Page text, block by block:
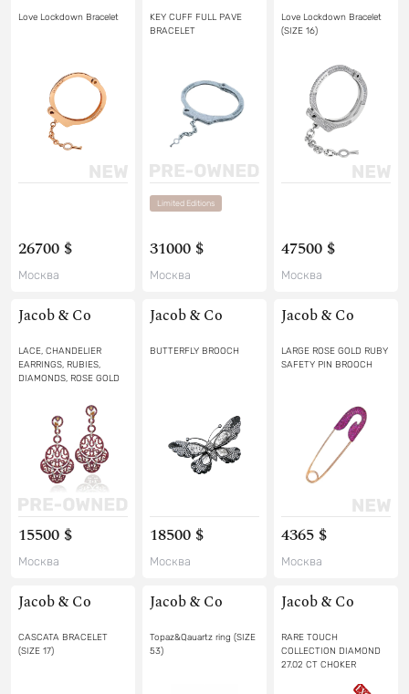
Love Lockdown Bracelet
26700 $
Москва
KEY CUFF FULL PAVE
BRACELET
Limited Editions
31000 $
Москва
Love Lockdown Bracelet
(SIZE 16)
47500 $
Москва
Jacob & Co
LACE, CHANDELIER
EARRINGS, RUBIES,
DIAMONDS, ROSE GOLD
15500 $
Москва
Jacob & Co
BUTTERFLY BROOCH
18500 $
Москва
Jacob & Co
LARGE ROSE GOLD RUBY
SAFETY PIN BROOCH
4365 $
Москва
Jacob & Co
CASCATA BRACELET
(SIZE 17)
Jacob & Co
Topaz&Qauartz ring (SIZE
53)
Jacob & Co
RARE TOUCH
COLLECTION DIAMOND
27.02 CT CHOKER